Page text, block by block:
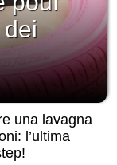
una lavagna
l’ultima